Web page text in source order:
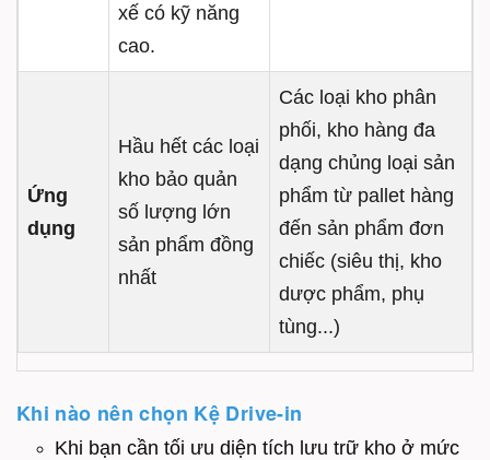
xế có kỹ năng
cao.
Ứng
dụng
Hầu hết các loại
kho bảo quản
số lượng lớn
sản phẩm đồng
nhất
Các loại kho phân
phối, kho hàng đa
dạng chủng loại sản
phẩm từ pallet hàng
đến sản phẩm đơn
chiếc (siêu thị, kho
dược phẩm, phụ
tùng...)
Khi nào nên chọn Kệ Drive-in
Khi bạn cần tối ưu diện tích lưu trữ kho ở mức